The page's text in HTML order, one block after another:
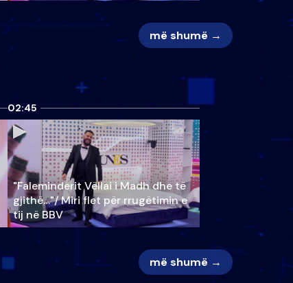
më shumë →
02:45
"Faleminderit Vëllai i Madh dhe të
gjithë…"/ Miri flet për rrugëtimin e
tij në BBV
më shumë →